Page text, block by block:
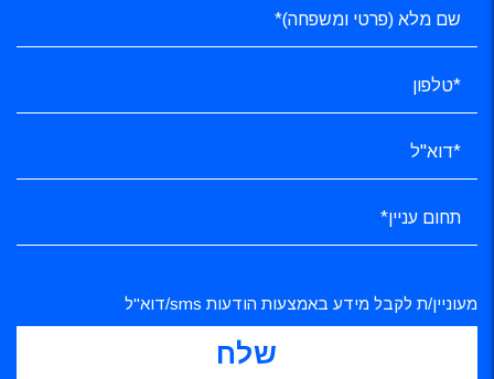
מעוניין/ת לקבל מידע באמצעות הודעות sms/דוא"ל